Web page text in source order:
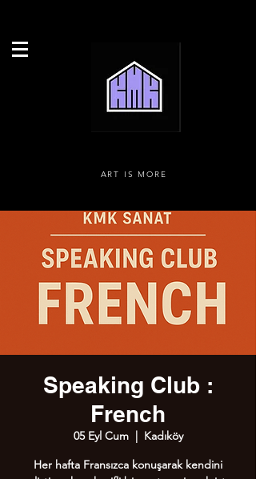
ART IS MORE
Speaking Club :
French
05 Eyl Cum
  |
Kadıköy
Her hafta Fransızca konuşarak kendini